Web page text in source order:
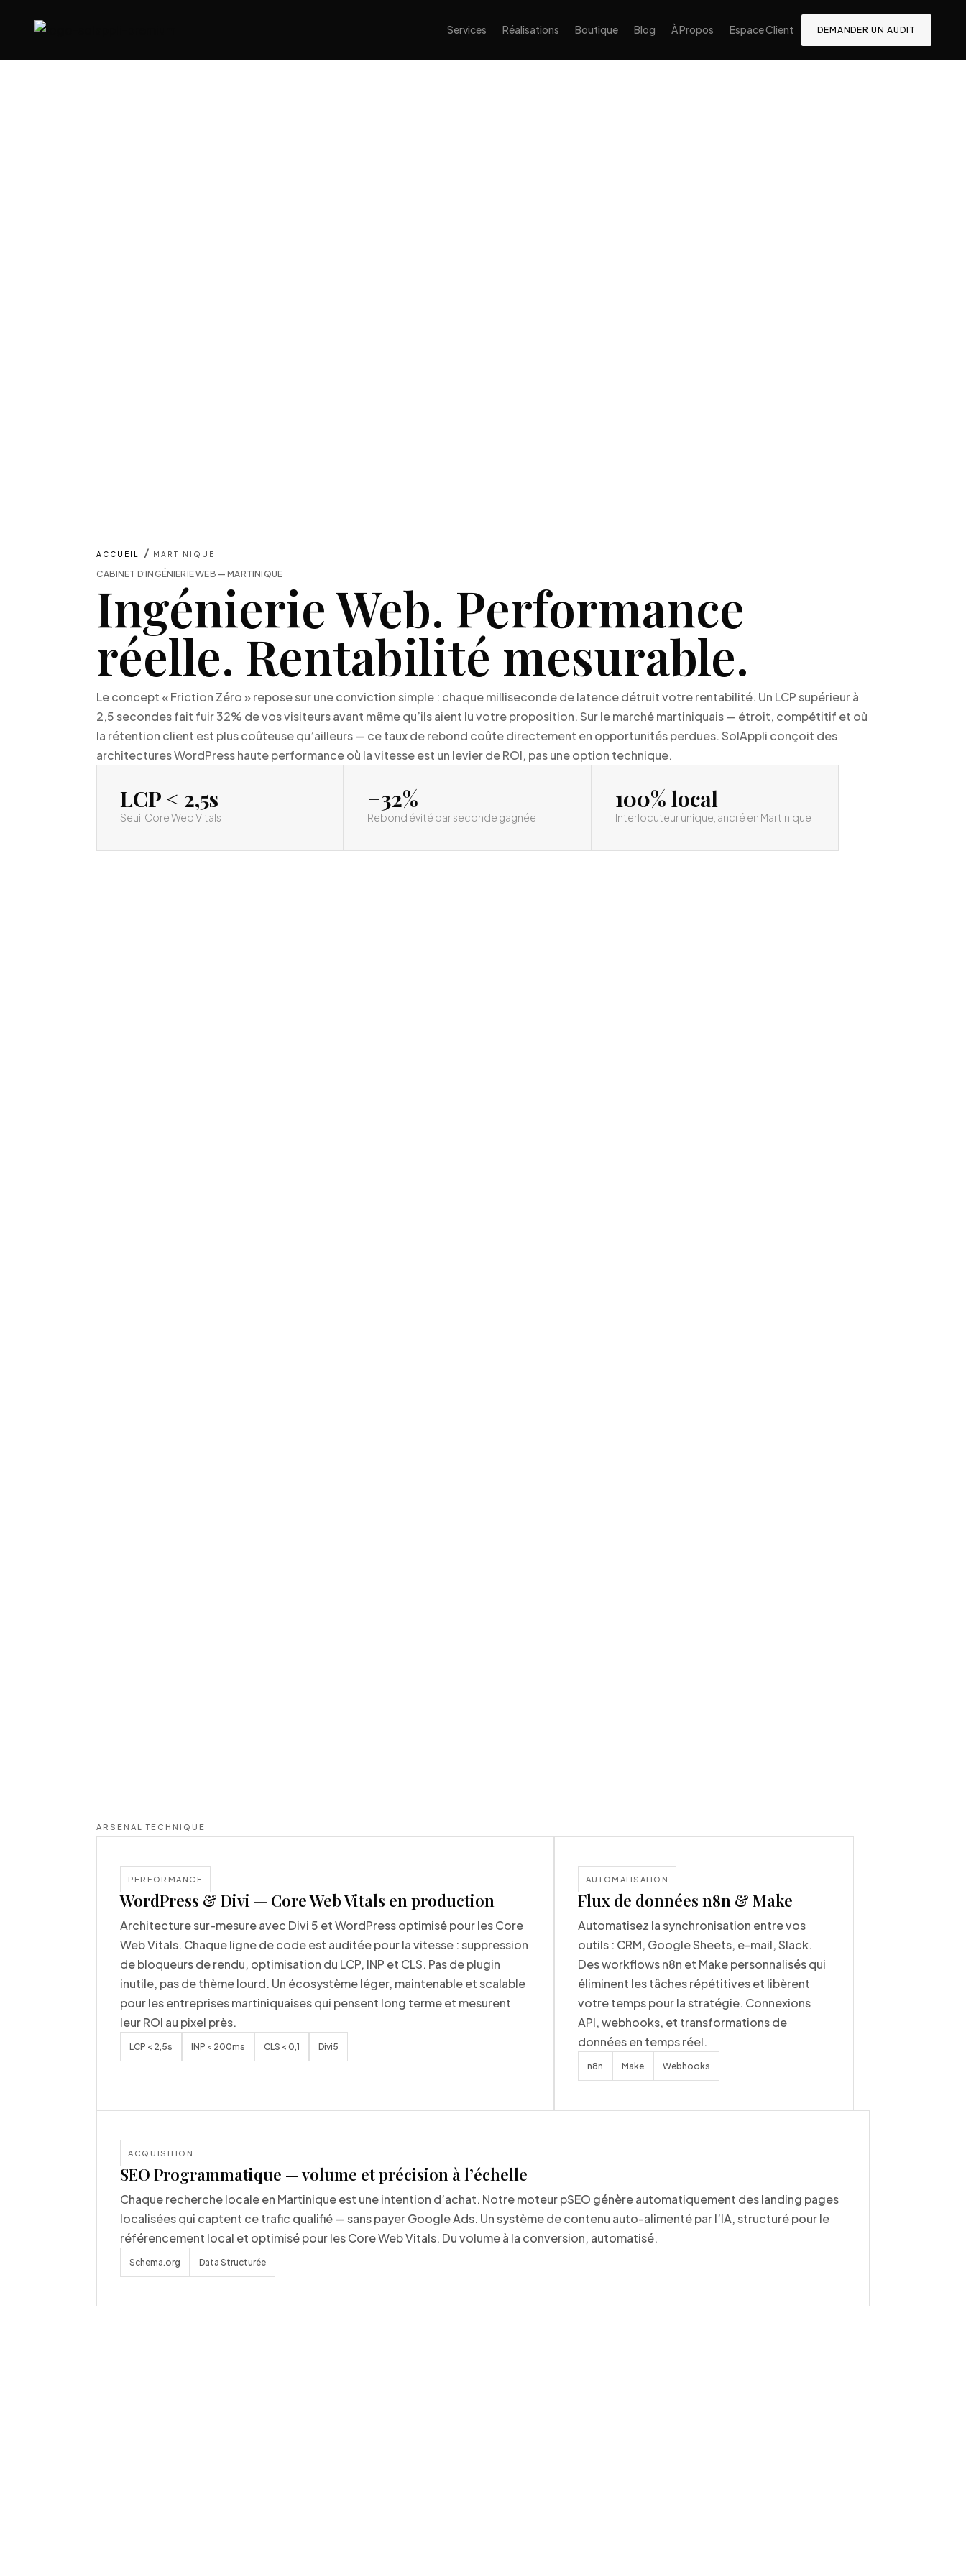
Services Réalisations Boutique Blog À Propos Espace Client DEMANDER UN AUDIT
ACCUEIL / MARTINIQUE
CABINET D’INGÉNIERIE WEB — MARTINIQUE
Ingénierie Web. Performance
réelle. Rentabilité mesurable.
Le concept « Friction Zéro » repose sur une conviction simple : chaque milliseconde de latence détruit votre rentabilité. Un LCP supérieur à
2,5 secondes fait fuir 32% de vos visiteurs avant même qu’ils aient lu votre proposition. Sur le marché martiniquais — étroit, compétitif et où
la rétention client est plus coûteuse qu’ailleurs — ce taux de rebond coûte directement en opportunités perdues. SolAppli conçoit des
architectures WordPress haute performance où la vitesse est un levier de ROI, pas une option technique.
LCP < 2,5s
Seuil Core Web Vitals
−32%
Rebond évité par seconde gagnée
100% local
Interlocuteur unique, ancré en Martinique
ARSENAL TECHNIQUE
PERFORMANCE
WordPress & Divi — Core Web Vitals en production
Architecture sur-mesure avec Divi 5 et WordPress optimisé pour les Core
Web Vitals. Chaque ligne de code est auditée pour la vitesse : suppression
de bloqueurs de rendu, optimisation du LCP, INP et CLS. Pas de plugin
inutile, pas de thème lourd. Un écosystème léger, maintenable et scalable
pour les entreprises martiniquaises qui pensent long terme et mesurent
leur ROI au pixel près.
LCP < 2,5s INP < 200ms CLS < 0,1 Divi5
AUTOMATISATION
Flux de données n8n & Make
Automatisez la synchronisation entre vos
outils : CRM, Google Sheets, e-mail, Slack.
Des workflows n8n et Make personnalisés qui
éliminent les tâches répétitives et libèrent
votre temps pour la stratégie. Connexions
API, webhooks, et transformations de
données en temps réel.
n8n Make Webhooks
ACQUISITION
SEO Programmatique — volume et précision à l’échelle
Chaque recherche locale en Martinique est une intention d’achat. Notre moteur pSEO génère automatiquement des landing pages
localisées qui captent ce trafic qualifié — sans payer Google Ads. Un système de contenu auto-alimenté par l’IA, structuré pour le
référencement local et optimisé pour les Core Web Vitals. Du volume à la conversion, automatisé.
Schema.org Data Structurée